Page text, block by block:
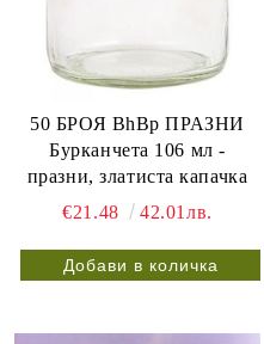
50 БРОЯ BhBp ПРАЗНИ
Бурканчета 106 мл -
празни, златиста капачка
€21.48
42.01лв.